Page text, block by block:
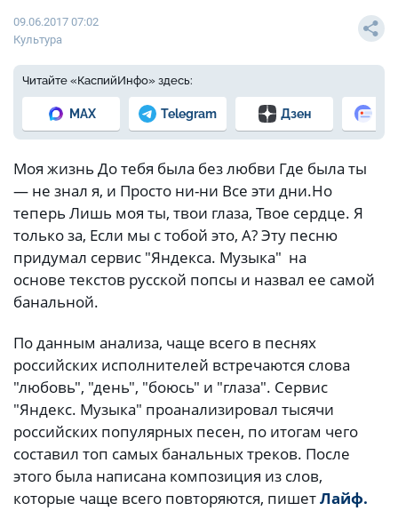
09.06.2017 07:02
Культура
Читайте «КаспийИнфо» здесь:
MAX Telegram Дзен
Моя жизнь До тебя была без любви Где была ты
— не знал я, и Просто ни-ни Все эти дни.Но
теперь Лишь моя ты, твои глаза, Твое сердце. Я
только за, Если мы с тобой это, А? Эту песню
придумал сервис "Яндекса. Музыка" на
основе текстов русской попсы и назвал ее самой
банальной.
По данным анализа, чаще всего в песнях
российских исполнителей встречаются слова
"любовь", "день", "боюсь" и "глаза". Сервис
"Яндекс. Музыка" проанализировал тысячи
российских популярных песен, по итогам чего
составил топ самых банальных треков. После
этого была написана композиция из слов,
которые чаще всего повторяются, пишетЛайф.